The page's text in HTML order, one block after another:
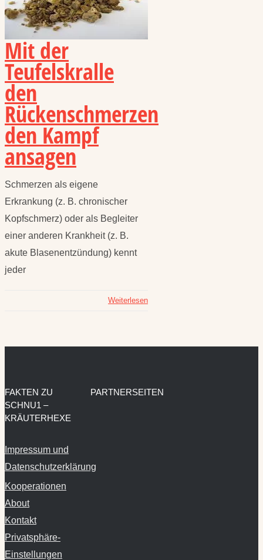
Mit der
Teufelskralle
den
Rückenschmerzen
den Kampf
ansagen
Schmerzen als eigene
Erkrankung (z. B. chronischer
Kopfschmerz) oder als Begleiter
einer anderen Krankheit (z. B.
akute Blasenentzündung) kennt
jeder
Weiterlesen
FAKTEN ZU
SCHNU1 –
KRÄUTERHEXE
Impressum und
Datenschutzerklärung
Kooperationen
About
Kontakt
Privatsphäre-
Einstellungen
PARTNERSEITEN